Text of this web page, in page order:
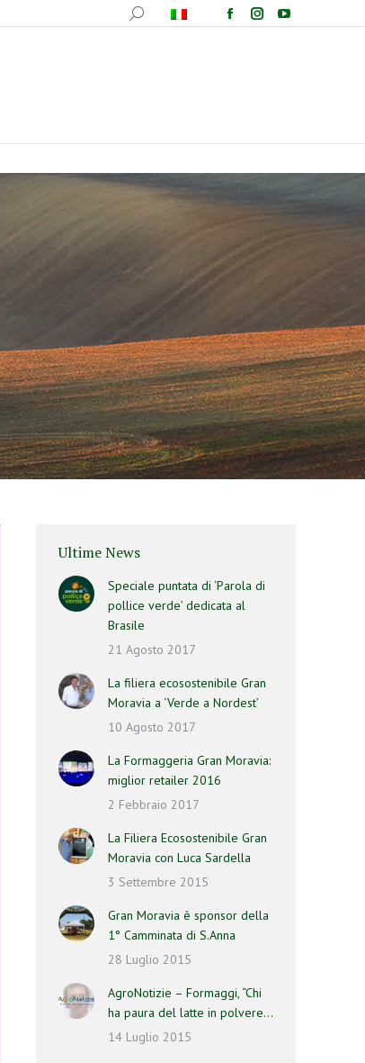
Ultime News
Speciale puntata di ‘Parola di
pollice verde’ dedicata al
Brasile
21 Agosto 2017
La filiera ecosostenibile Gran
Moravia a ‘Verde a Nordest’
10 Agosto 2017
La Formaggeria Gran Moravia:
miglior retailer 2016
2 Febbraio 2017
La Filiera Ecosostenibile Gran
Moravia con Luca Sardella
3 Settembre 2015
Gran Moravia è sponsor della
1° Camminata di S.Anna
28 Luglio 2015
AgroNotizie – Formaggi, “Chi
ha paura del latte in polvere…
14 Luglio 2015